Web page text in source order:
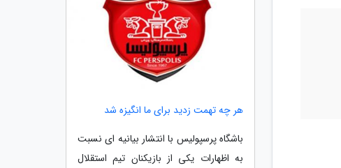
هر چه تهمت زدید برای ما انگیزه شد
باشگاه پرسپولیس با انتشار بیانیه ای نسبت
به اظهارات یکی از بازیکنان تیم استقلال